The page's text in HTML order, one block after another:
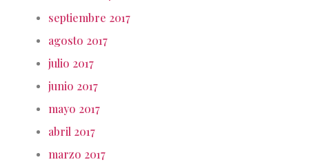
septiembre 2017
agosto 2017
julio 2017
junio 2017
mayo 2017
abril 2017
marzo 2017